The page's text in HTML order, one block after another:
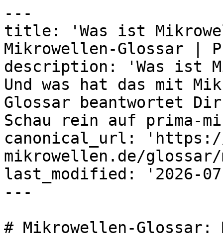
---
title: 'Was ist
Mikrowellen-Glossar |
description: 'Was ist
Und was hat das mit
Glossar beantwortet
Schau rein auf prima-
canonical_url: 'https://
mikrowellen.de/
last_modified: '2026-
---
# Mikrowellen-